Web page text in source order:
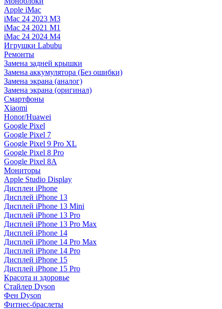
Apple iMac
iMac 24 2023 M3
iMac 24 2021 M1
iMac 24 2024 M4
Игрушки Labubu
Ремонты
Замена задней крышки
Замена аккумулятора (Без ошибки)
Замена экрана (аналог)
Замена экрана (оригинал)
Смартфоны
Xiaomi
Honor/Huawei
Google Pixel
Google Pixel 7
Google Pixel 9 Pro XL
Google Pixel 8 Pro
Google Pixel 8A
Мониторы
Apple Studio Display
Дисплеи iPhone
Дисплей iPhone 13
Дисплей iPhone 13 Mini
Дисплей iPhone 13 Pro
Дисплей iPhone 13 Pro Max
Дисплей iPhone 14
Дисплей iPhone 14 Pro Max
Дисплей iPhone 14 Pro
Дисплей iPhone 15
Дисплей iPhone 15 Pro
Красота и здоровье
Стайлер Dyson
Фен Dyson
Фитнес-браслеты